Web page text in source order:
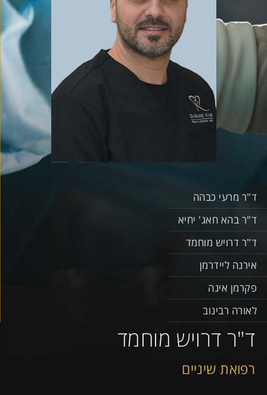
ד"ר מרעי כבהה
ד"ר בהא חאג' יחיא
ד"ר דרויש מוחמד
אירנה ליידרמן
פקרמן אינה
לאורה רבינוב
ד"ר דרויש מוחמד
רפואת שיניים